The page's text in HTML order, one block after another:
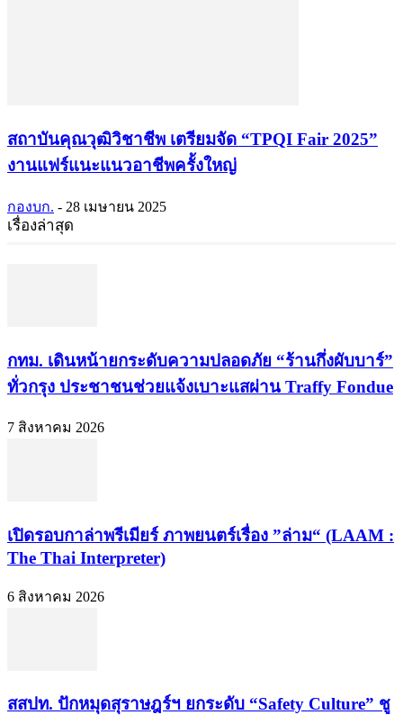
สถาบันคุณวุฒิวิชาชีพ เตรียมจัด “TPQI Fair 2025”
งานแฟร์แนะแนวอาชีพครั้งใหญ่
กองบก. - 28 เมษายน 2025
เรื่องล่าสุด
กทม. เดินหน้ายกระดับความปลอดภัย “ร้านกึ่งผับบาร์”
ทั่วกรุง ประชาชนช่วยแจ้งเบาะแสผ่าน Traffy Fondue
7 สิงหาคม 2026
เปิดรอบกาล่าพรีเมียร์ ภาพยนตร์เรื่อง ”ล่าม“ (LAAM :
The Thai Interpreter)
6 สิงหาคม 2026
สสปท. ปักหมุดสุราษฎร์ฯ ยกระดับ “Safety Culture” ชู